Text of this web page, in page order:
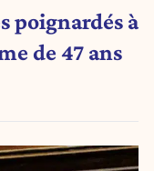
poignardés à
de 47 ans